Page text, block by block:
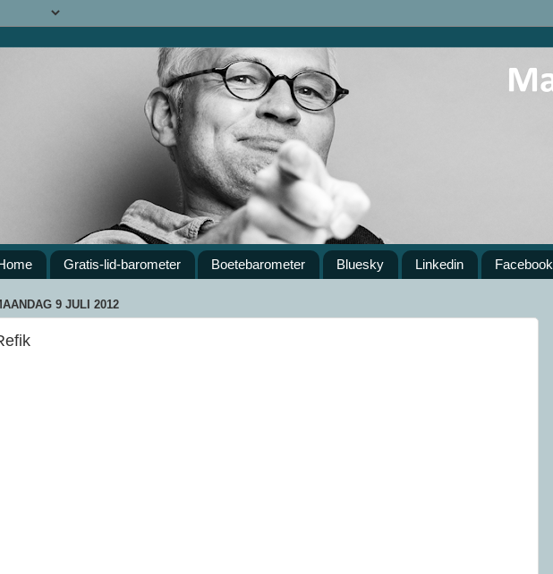
Gratis-lid-barometer Boetebarometer Bluesky Linkedin Facebook
9 JULI 2012